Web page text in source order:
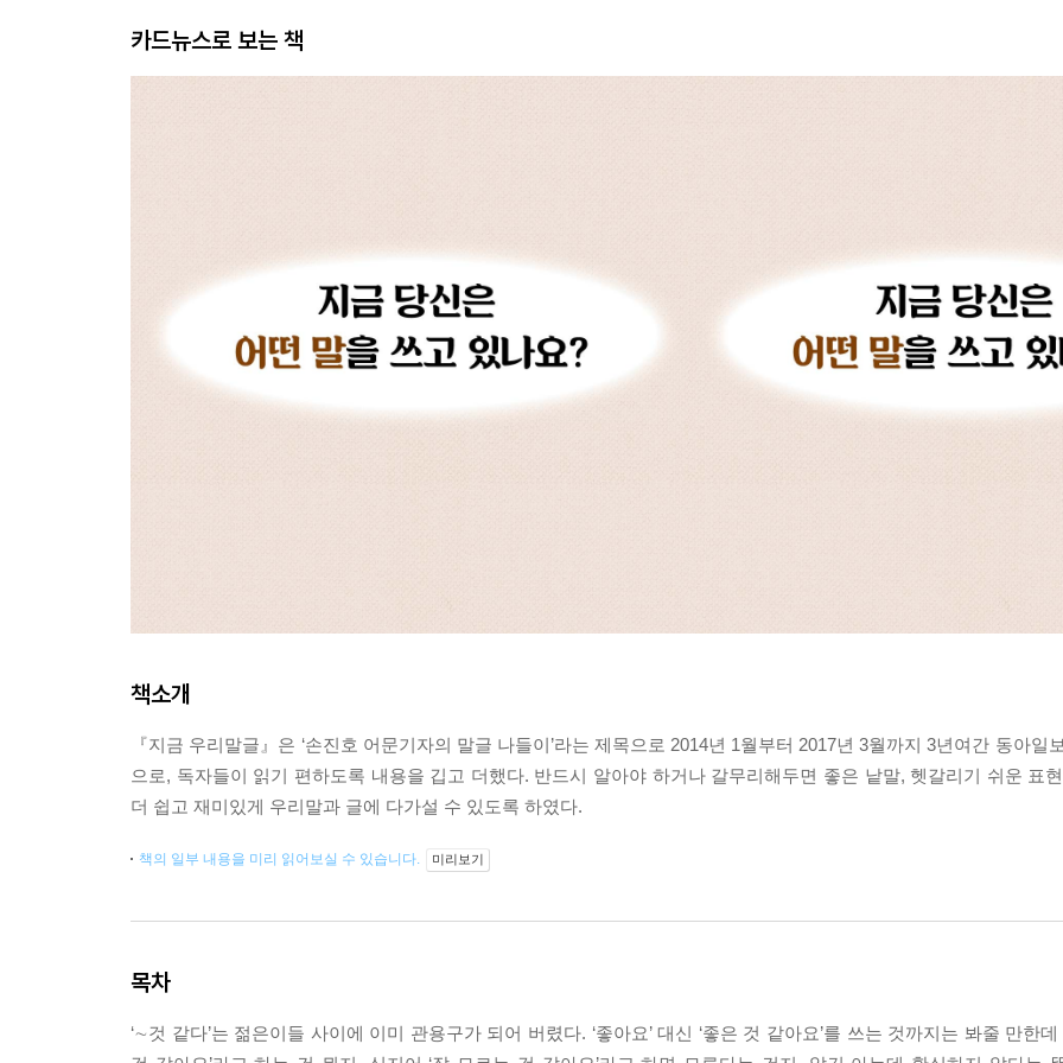
카드뉴스로 보는 책
책소개
『지금 우리말글』은 ‘손진호 어문기자의 말글 나들이’라는 제목으로 2014년 1월부터 2017년 3월까지 3년여간 동아일
으로, 독자들이 읽기 편하도록 내용을 깁고 더했다. 반드시 알아야 하거나 갈무리해두면 좋은 낱말, 헷갈리기 쉬운 표
더 쉽고 재미있게 우리말과 글에 다가설 수 있도록 하였다.
책의 일부 내용을 미리 읽어보실 수 있습니다. 미리보기
목차
‘∼것 같다’는 젊은이들 사이에 이미 관용구가 되어 버렸다. ‘좋아요’ 대신 ‘좋은 것 같아요’를 쓰는 것까지는 봐줄 만한데